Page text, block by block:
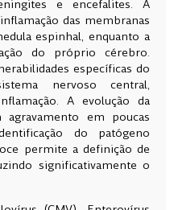
e encefalites. A
das membranas
espinhal, enquanto a
do próprio cérebro.
específicas do
nervoso central,
A evolução da
em poucas
do patógeno
permite a definição de
significativamente o